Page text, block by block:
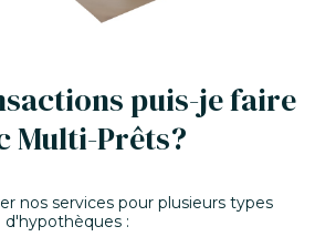
puis-je faire
Multi-Prêts?
nos services pour plusieurs types
d'hypothèques :